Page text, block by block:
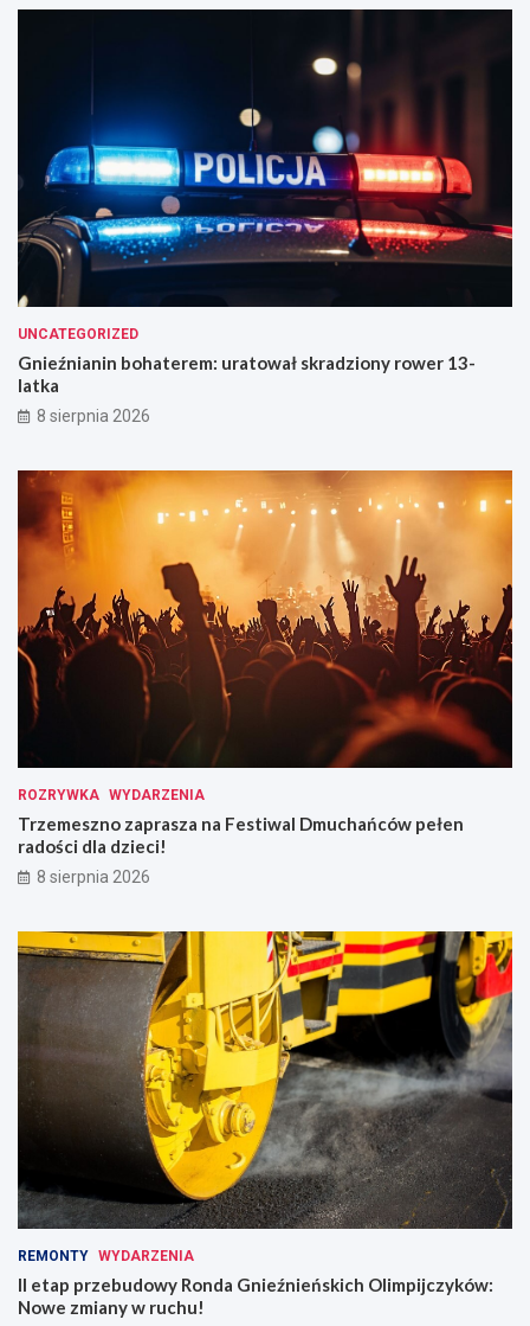
UNCATEGORIZED
Gnieźnianin bohaterem: uratował skradziony rower 13-
latka
8 sierpnia 2026
ROZRYWKA WYDARZENIA
Trzemeszno zaprasza na Festiwal Dmuchańców pełen
radości dla dzieci!
8 sierpnia 2026
REMONTY WYDARZENIA
II etap przebudowy Ronda Gnieźnieńskich Olimpijczyków:
Nowe zmiany w ruchu!